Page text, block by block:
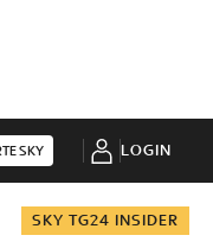
SKY LOGIN
SKY TG24 INSIDER